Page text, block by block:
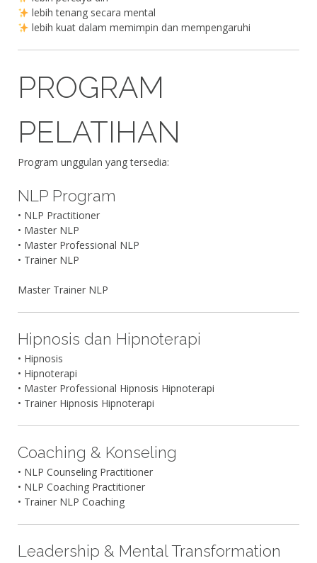
lebih tenang secara mental
lebih kuat dalam memimpin dan mempengaruhi
PROGRAM
PELATIHAN
Program unggulan yang tersedia:
NLP Program
• NLP Practitioner
• Master NLP
• Master Professional NLP
• Trainer NLP
Master Trainer NLP
Hipnosis dan Hipnoterapi
• Hipnosis
• Hipnoterapi
• Master Professional Hipnosis Hipnoterapi
• Trainer Hipnosis Hipnoterapi
Coaching & Konseling
• NLP Counseling Practitioner
• NLP Coaching Practitioner
• Trainer NLP Coaching
Leadership & Mental Transformation